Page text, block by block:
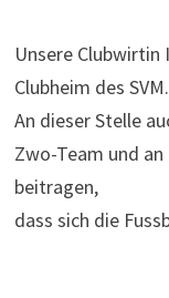
Unsere Clubwirtin
Clubheim des
An dieser Stelle
Zwo-Team und
beitragen,
dass sich die